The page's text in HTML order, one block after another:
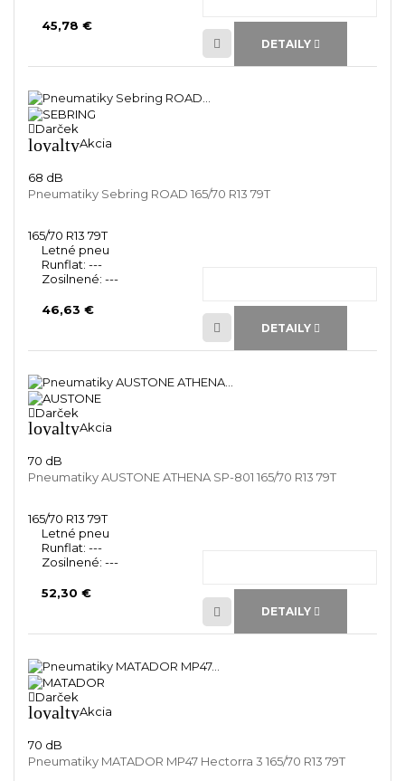
45,78 €
DETAILY
Darček
loyaltyAkcia
68 dB
Pneumatiky Sebring ROAD 165/70 R13 79T
165/70 R13 79T
Letné pneu
Runflat: ---
Zosilnené: ---
46,63 €
DETAILY
Darček
loyaltyAkcia
70 dB
Pneumatiky AUSTONE ATHENA SP-801 165/70 R13 79T
165/70 R13 79T
Letné pneu
Runflat: ---
Zosilnené: ---
52,30 €
DETAILY
Darček
loyaltyAkcia
70 dB
Pneumatiky MATADOR MP47 Hectorra 3 165/70 R13 79T